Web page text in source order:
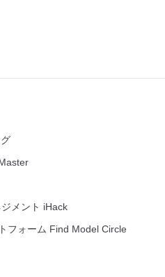
メント iHack
フォーム Find Model Circle